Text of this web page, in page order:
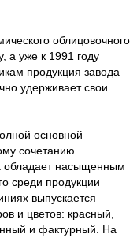
облицовочного
а уже к 1991 году
продукция завода
удерживает свои
основной
сочетанию
обладает насыщенным
среди продукции
выпускается
и цветов: красный,
и фактурный. На